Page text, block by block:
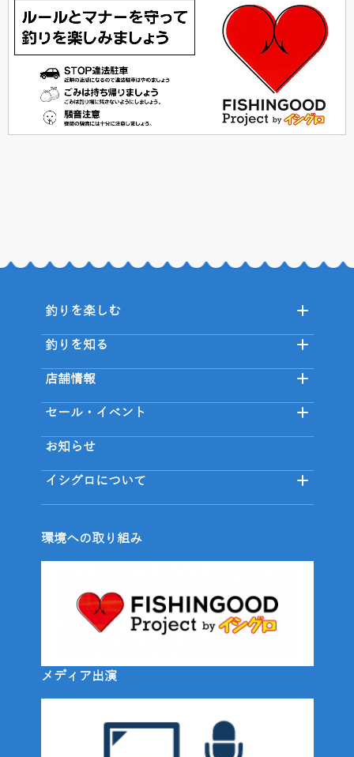
釣りを楽しむ
釣りを知る
店舗情報
セール・イベント
お知らせ
イシグロについて
環境への取り組み
メディア出演